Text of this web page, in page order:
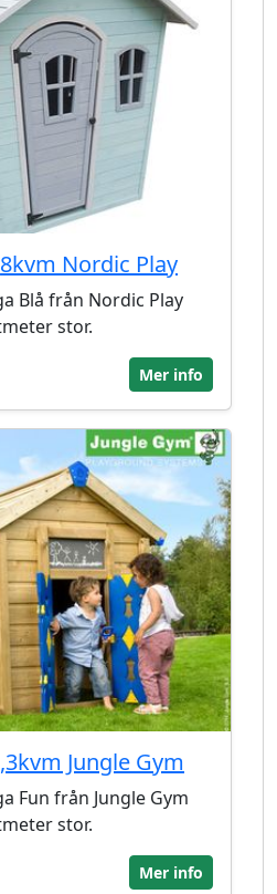
Nordic Play
Blå från Nordic Play
stor.
Mer info
Jungle Gym
Fun från Jungle Gym
stor.
Mer info